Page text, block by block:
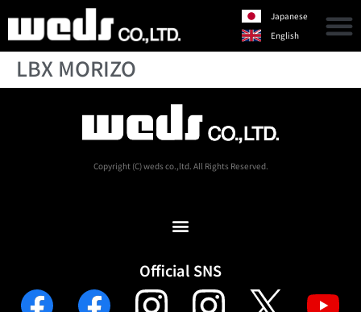
Japanese
English
LBX MORIZO
Copyright (C) weds co.,ltd. All Rights Reserved.
Official SNS